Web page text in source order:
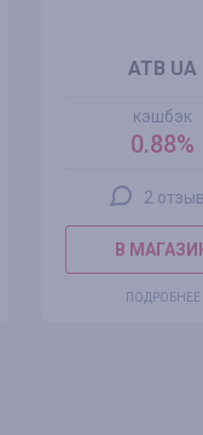
ATB UA
кэшбэк
0.88%
2
В
ПОДРОБНЕЕ